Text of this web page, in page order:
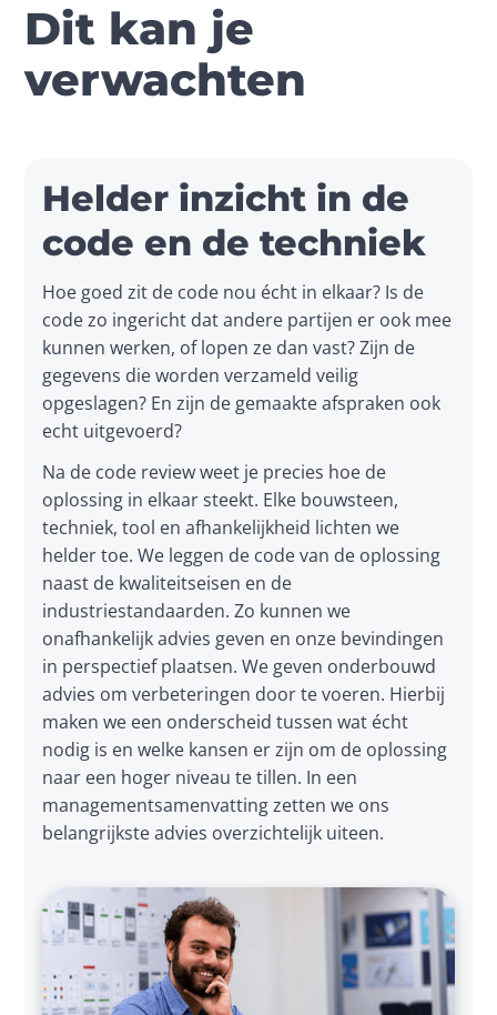
Dit kan je
verwachten
Helder inzicht in de
code en de techniek
Hoe goed zit de code nou écht in elkaar? Is de
code zo ingericht dat andere partijen er ook mee
kunnen werken, of lopen ze dan vast? Zijn de
gegevens die worden verzameld veilig
opgeslagen? En zijn de gemaakte afspraken ook
echt uitgevoerd?
Na de code review weet je precies hoe de
oplossing in elkaar steekt. Elke bouwsteen,
techniek, tool en afhankelijkheid lichten we
helder toe. We leggen de code van de oplossing
naast de kwaliteitseisen en de
industriestandaarden. Zo kunnen we
onafhankelijk advies geven en onze bevindingen
in perspectief plaatsen. We geven onderbouwd
advies om verbeteringen door te voeren. Hierbij
maken we een onderscheid tussen wat écht
nodig is en welke kansen er zijn om de oplossing
naar een hoger niveau te tillen. In een
managementsamenvatting zetten we ons
belangrijkste advies overzichtelijk uiteen.